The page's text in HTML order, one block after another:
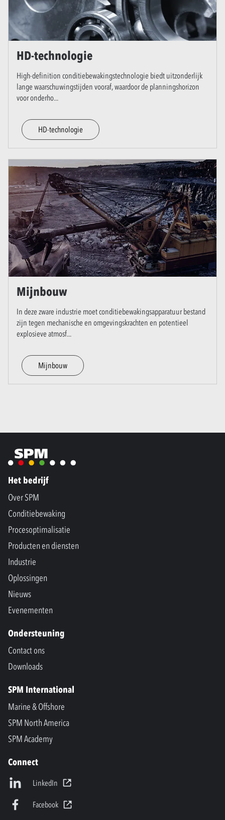
HD-technologie
High-definition conditiebewakingstechnologie biedt uitzonderlijk
lange waarschuwingstijden vooraf, waardoor de planningshorizon
voor onderho...
HD-technologie
Mijnbouw
In deze zware industrie moet conditiebewakingsapparatuur bestand
zijn tegen mechanische en omgevingskrachten en potentieel
explosieve atmosf...
Mijnbouw
Het bedrijf
Over SPM
Conditiebewaking
Procesoptimalisatie
Producten en diensten
Industrie
Oplossingen
Nieuws
Evenementen
Ondersteuning
Contact ons
Downloads
SPM International
Marine & Offshore
SPM North America
SPM Academy
Connect
LinkedIn
Facebook